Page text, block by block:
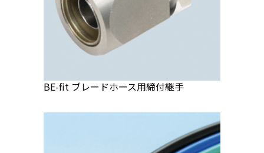
BE-fit ブレードホース用締付継手